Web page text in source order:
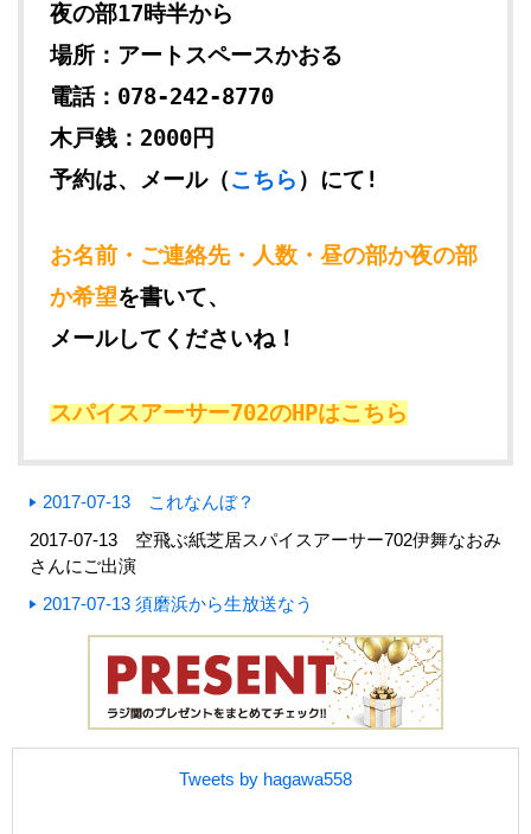
夜の部17時半から
場所：アートスペースかおる
電話：078-242-8770
木戸銭：2000円
予約は、メール（こちら ）にて!
お名前・ご連絡先・人数・昼の部か夜の部
か希望を書いて、
メールしてくださいね！
スパイスアーサー702のHPはこちら
2017-07-13 これなんぼ？
2017-07-13 空飛ぶ紙芝居スパイスアーサー702伊舞なおみ
さんにご出演
2017-07-13 須磨浜から生放送なう
Tweets by hagawa558